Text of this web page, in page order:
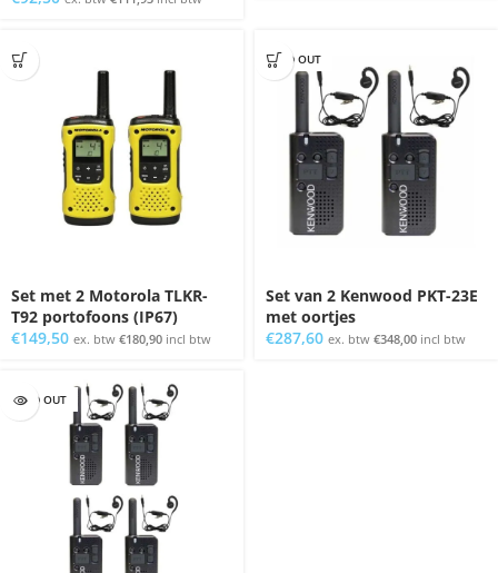
Set met 2 Motorola TLKR-
T92 portofoons (IP67)
€149,50 ex. btw €180,90 incl btw
SOLD OUT
Set van 2 Kenwood PKT-23E
met oortjes
€287,60 ex. btw €348,00 incl btw
SOLD OUT